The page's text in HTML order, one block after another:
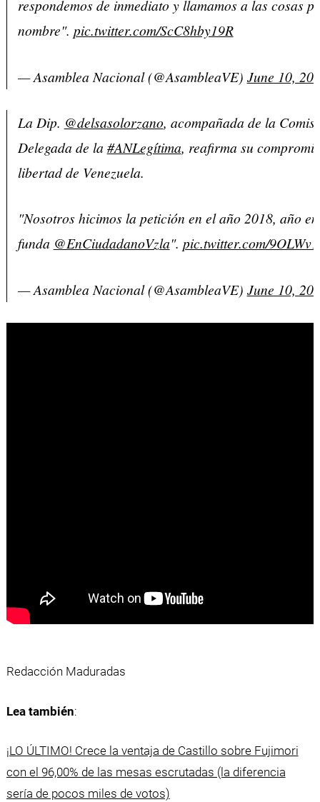
respondemos de inmediato y llamamos a las cosas
nombre". pic.twitter.com/ScC8hby19R
— Asamblea Nacional (@AsambleaVE) June 10,
La Dip. @delsasolorzano, acompañada de la
Delegada de la #ANLegítima, reafirma su
libertad de Venezuela.
"Nosotros hicimos la petición en el año 2018, año
funda @EnCiudadanoVzla". pic.twitter.com/
— Asamblea Nacional (@AsambleaVE) June 10,
Redacción Maduradas
Lea también:
¡LO ÚLTIMO! Crece la ventaja de Castillo sobre Fujimori
con el 96,00% de las mesas escrutadas (la diferencia
sería de pocos miles de votos)